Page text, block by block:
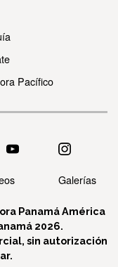
Pacífico
Galerías
Panamá América
2026.
sin autorización